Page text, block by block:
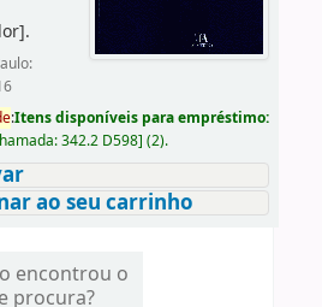
.
:Itens disponíveis para empréstimo:
342.2 D598] (2).
ao seu carrinho
encontrou o
procura?